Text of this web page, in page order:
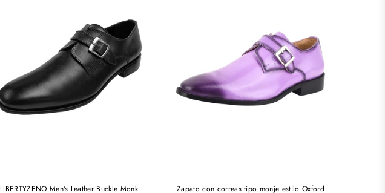
LIBERTYZENO Men's Leather Buckle Monk
Zapato con correas tipo monje estilo Oxford